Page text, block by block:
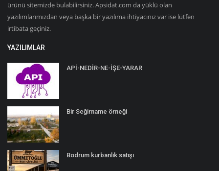
ürünü sitemizde bulabilirsiniz. Apsidat.com da yüklü olan
yazılımlarımızdan veya başka bir yazılıma ihtiyacınız var ise lütfen
irtibata geçiniz.
YAZILIMLAR
APİ-NEDİR-NE-İŞE-YARAR
Bir Seğirname örneği
Bodrum kurbanlık satışı